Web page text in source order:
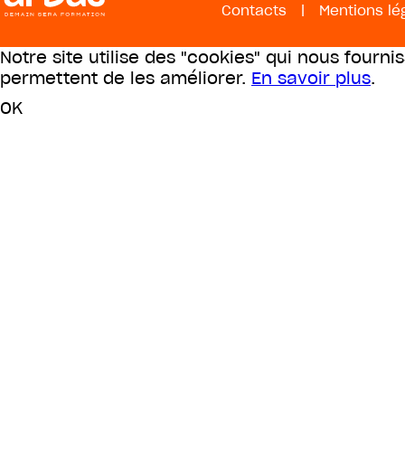
Contacts | Mentions
Notre site utilise des "cookies" qui nous
permettent de les améliorer. En savoir plus.
OK